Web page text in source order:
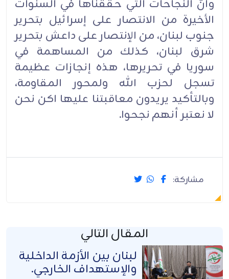
وأنَّ النجاحات التي حققناها في السنوات
الأخيرة من الانتصار على إسرائيل بتحرير
جنوب لبنان، من الإنتصار على داعش بتحرير
شرق لبنان، كذلك من المساهمة في
سوريا في تحريرها، هذه إنجازات عظيمة
تسجل لحزب الله ولمحور المقاومة،
وبالتأكيد يريدون معاقبتنا عليها اكن نحن
لا نعتبر أنهم نجحوا.
مشاركة:
المقال التالي
لبنان بين الأزمة الداخلية
والإستهداف الخارجي.